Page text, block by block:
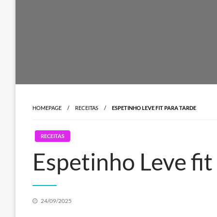
HOMEPAGE RECEITAS ESPETINHO LEVE FIT PARA TARDE
RECEITAS
Espetinho Leve
Posted
24/09/2025